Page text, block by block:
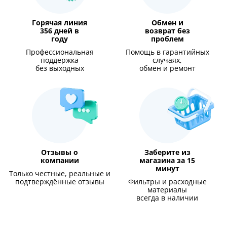
Горячая линия
356 дней в
году
Профессиональная
поддержка
без выходных
Обмен и
возврат без
проблем
Помощь в гарантийных
случаях,
обмен и ремонт
Отзывы о
компании
Только честные, реальные и
подтверждённые отзывы
Заберите из
магазина за 15
минут
Фильтры и расходные
материалы
всегда в наличии